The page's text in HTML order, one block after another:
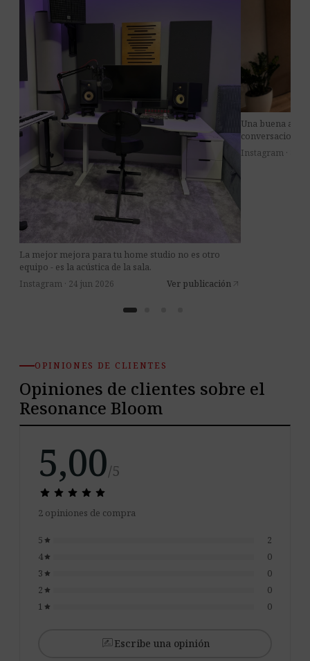
Instagram · 24 jun 2026 Ver publicación arrow_outward
La mejor mejora para tu home studio no es otro
equipo - es la acústica de la sala.
Instagram · 8 jul
Una buena
conversaciones
OPINIONES DE CLIENTES
Opiniones de clientes sobre el
Resonance Bloom
5,00/5
star star star star star
star star star star star
2 opiniones de compra
5 star
2
4 star
0
3 star
0
2 star
0
1 star 0
rate_reviewEscribe una opinión